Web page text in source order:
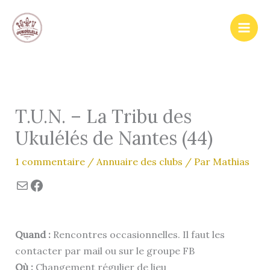
contenu
T.U.N. – La Tribu des
Ukulélés de Nantes (44)
1 commentaire / Annuaire des clubs / Par Mathias
E-mailFacebook
Quand :Rencontres occasionnelles. Il faut les
contacter par mail ou sur le groupe FB
Où :Changement régulier de lieu